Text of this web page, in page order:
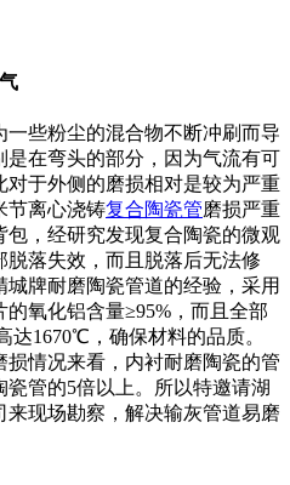
些粉尘的混合物不断冲刷而导
在弯头的部分，因为气流有可
于外侧的磨损相对是较为严重
节离心浇铸复合陶瓷管磨损严重
，经研究发现复合陶瓷的微观
落失效，而且脱落后无法修
牌耐磨陶瓷管道的经验，采用
氧化铝含量≥95%，而且全部
达1670℃，确保材料的品质。
情况来看，内衬耐磨陶瓷的管
管的5倍以上。所以特邀请湖
现场勘察，解决输灰管道易磨